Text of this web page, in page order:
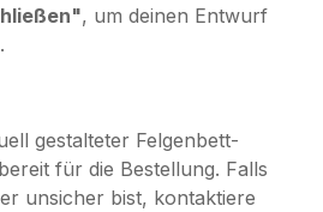
, um deinen Entwurf
gestalteter Felgenbett-
für die Bestellung. Falls
unsicher bist, kontaktiere